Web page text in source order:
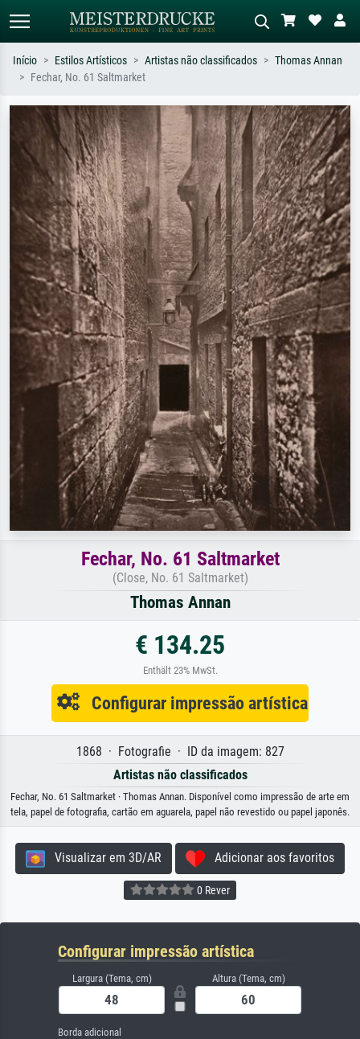
Pesquise por artista, título ou estilo –
ex: Monet, Noite Estrelada,
impressionismo, onda de Hokusai, nu.
Descreva a cena – ex: prado verde,
abstrato com muito vermelho, pintura
a óleo escura, nu em pé ao lado de
uma árvore.
Início Estilos Artísticos Artistas não classificados
Thomas Annan
Fechar, No. 61 Saltmarket
Fechar, No. 61 Saltmarket
(Close, No. 61 Saltmarket)
Thomas Annan
€ 134.25
Enthält 23% MwSt.
Configurar impressão artística
1868 · Fotografie · ID da imagem: 827
Artistas não classificados
Fechar, No. 61 Saltmarket · Thomas Annan. Disponível como impressão de arte em
tela, papel de fotografia, cartão em aguarela, papel não revestido ou papel japonês.
Visualizar em 3D/AR Adicionar aos favoritos
0 Rever
Configurar impressão artística
Largura (Tema, cm) Altura (Tema, cm)
Borda adicional